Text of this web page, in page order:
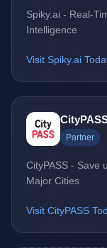
Spiky.ai - Real-
Intelligence
Visit Spiky.ai
Partner
CityPASS - Save
Major Cities
Visit CityPASS